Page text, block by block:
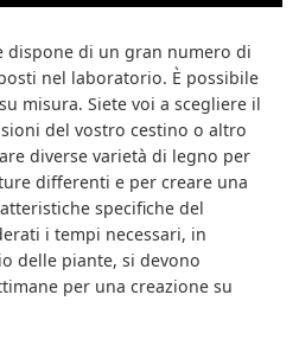
dispone di un gran numero di
nel laboratorio. È possibile
misura. Siete voi a scegliere il
del vostro cestino o altro
diverse varietà di legno per
differenti e per creare una
specifiche del
i tempi necessari, in
delle piante, si devono
per una creazione su